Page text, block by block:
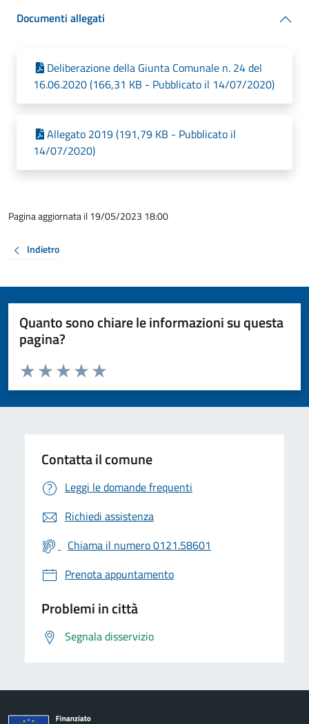
Documenti allegati
Deliberazione della Giunta Comunale n. 24 del
16.06.2020 (166,31 KB - Pubblicato il 14/07/2020)
Allegato 2019 (191,79 KB - Pubblicato il
14/07/2020)
Pagina aggiornata il 19/05/2023 18:00
Indietro
Quanto sono chiare le informazioni su questa
pagina?
Valuta da 1 a 5 stelle la pagina
Valuta 5 stelle su 5
Valuta 4 stelle su 5
Valuta 3 stelle su 5
Valuta 2 stelle su 5
Valuta 1 stelle su 5
Contatta il comune
Leggi le domande frequenti
Richiedi assistenza
Chiama il numero 0121.58601
Prenota appuntamento
Problemi in città
Segnala disservizio